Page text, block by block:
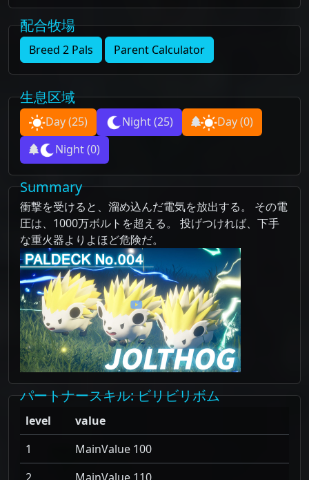
配合牧場
Breed 2 Pals Parent Calculator
生息区域
Day(25) Night(25) Day(0)
Night(0)
Summary
衝撃を受けると、溜め込んだ電気を放出する。 その電
圧は、1000万ボルトを超える。 投げつければ、下手
な重火器よりよほど危険だ。
パートナースキル: ビリビリボム
level
value
1
MainValue 100